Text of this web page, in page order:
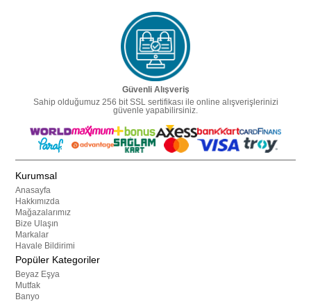
Güvenli Alışveriş
Sahip olduğumuz 256 bit SSL sertifikası ile online alışverişlerinizi
güvenle yapabilirsiniz.
Kurumsal
Anasayfa
Hakkımızda
Mağazalarımız
Bize Ulaşın
Markalar
Havale Bildirimi
Popüler Kategoriler
Beyaz Eşya
Mutfak
Banyo